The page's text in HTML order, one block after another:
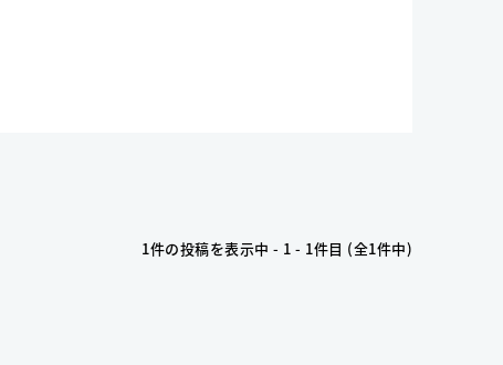
1件の投稿を表示中 - 1 - 1件目 (全1件中)